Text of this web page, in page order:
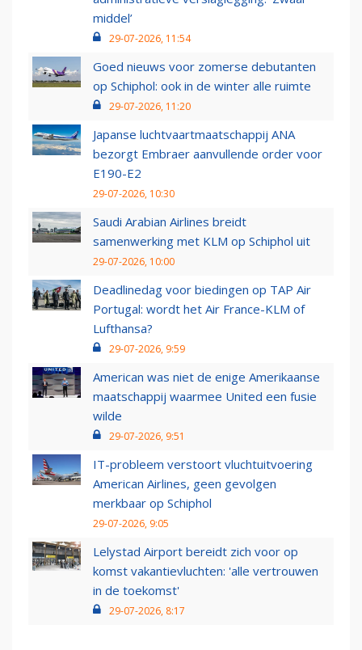
middel’
29-07-2026, 11:54
Goed nieuws voor zomerse debutanten
op Schiphol: ook in de winter alle ruimte
29-07-2026, 11:20
Japanse luchtvaartmaatschappij ANA
bezorgt Embraer aanvullende order voor
E190-E2
29-07-2026, 10:30
Saudi Arabian Airlines breidt
samenwerking met KLM op Schiphol uit
29-07-2026, 10:00
Deadlinedag voor biedingen op TAP Air
Portugal: wordt het Air France-KLM of
Lufthansa?
29-07-2026, 9:59
American was niet de enige Amerikaanse
maatschappij waarmee United een fusie
wilde
29-07-2026, 9:51
IT-probleem verstoort vluchtuitvoering
American Airlines, geen gevolgen
merkbaar op Schiphol
29-07-2026, 9:05
Lelystad Airport bereidt zich voor op
komst vakantievluchten: 'alle vertrouwen
in de toekomst'
29-07-2026, 8:17